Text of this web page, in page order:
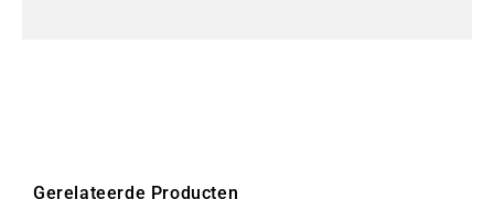
Gerelateerde Producten